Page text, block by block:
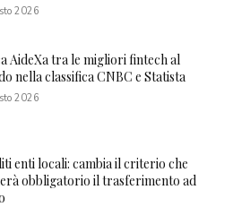
2026
AideXa tra le migliori fintech al
nella classifica CNBC e Statista
2026
enti locali: cambia il criterio che
obbligatorio il trasferimento ad